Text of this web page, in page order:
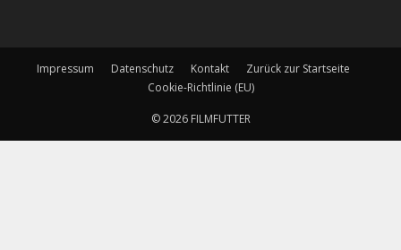
Impressum Datenschutz Kontakt
Zurück zur Startseite
Cookie-Richtlinie (EU)
© 2026 FILMFUTTER